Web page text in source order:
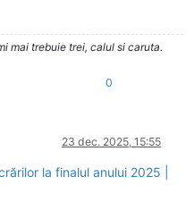
mai trebuie trei, calul si caruta.
0
23 dec. 2025, 15:55
la finalul anului 2025 |